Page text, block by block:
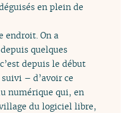
en plein de
endroit. On a
quelques
depuis le début
– d’avoir ce
numérique qui, en
du logiciel libre,